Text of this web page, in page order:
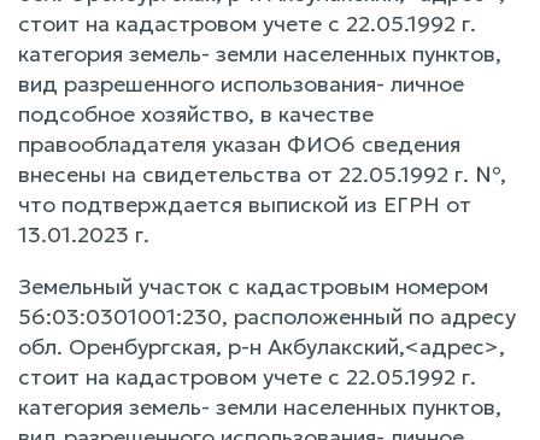
стоит на кадастровом учете с 22.05.1992 г.
категория земель- земли населенных пунктов,
вид разрешенного использования- личное
подсобное хозяйство, в качестве
правообладателя указан ФИО6 сведения
внесены на свидетельства от 22.05.1992 г. №,
что подтверждается выпиской из ЕГРН от
13.01.2023 г.
Земельный участок с кадастровым номером
56:03:0301001:230, расположенный по адресу
обл. Оренбургская, р-н Акбулакский,<адрес>,
стоит на кадастровом учете с 22.05.1992 г.
категория земель- земли населенных пунктов,